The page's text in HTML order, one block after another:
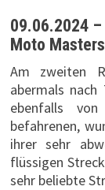
09.06.2024
Moto Masters
Am zweiten
abermals nach
ebenfalls
befahrenen,
ihrer sehr
flüssigen
sehr beliebte